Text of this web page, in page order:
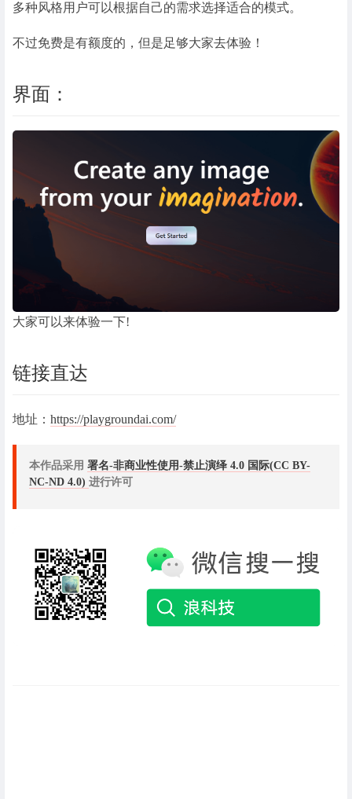
多种风格用户可以根据自己的需求选择适合的模式。
不过免费是有额度的，但是足够大家去体验！
界面：
大家可以来体验一下!
链接直达
地址： https://playgroundai.com/
本作品采用 署名-非商业性使用-禁止演绎 4.0 国际(CC BY-
NC-ND 4.0) 进行许可